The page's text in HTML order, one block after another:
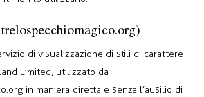
di visualizzazione di stili di carattere
Limited, utilizzato da
in maniera diretta e senza l’ausilio di